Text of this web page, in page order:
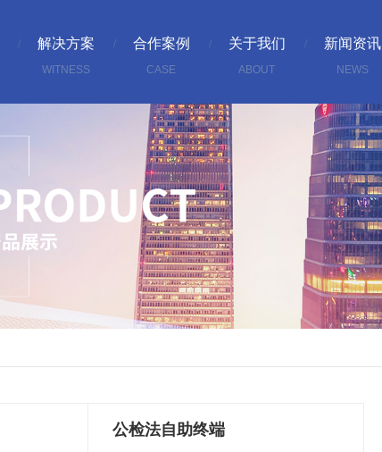
解决方案
WITNESS
合作案例
CASE
关于我们
ABOUT
新闻资讯
NEWS
公检法自助终端